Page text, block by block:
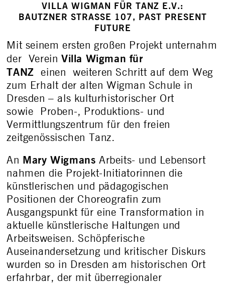
VILLA WIGMAN FÜR TANZ E.V.:
BAUTZNER STRASSE 107, PAST PRESENT F
UTURE
Mit seinem ersten großen Projekt unternahm
der VereinVilla Wigman für
TANZ einen weiteren Schritt auf dem Weg
zum Erhalt der alten Wigman Schule in
Dresden – als kulturhistorischer Ort
sowie Proben-, Produktions- und
Vermittlungszentrum für den freien
zeitgenössischen Tanz.
An Mary Wigmans Arbeits- und Lebensort
nahmen die Projekt-Initiatorinnen die
künstlerischen und pädagogischen
Positionen der Choreografin zum
Ausgangspunkt für eine Transformation in
aktuelle künstlerische Haltungen und
Arbeitsweisen. Schöpferische
Auseinandersetzung und kritischer Diskurs
wurden so in Dresden am historischen Ort
erfahrbar, der mit überregionaler